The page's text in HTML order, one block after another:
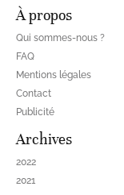
À propos
Qui sommes-nous ?
FAQ
Mentions légales
Contact
Publicité
Archives
2022
2021